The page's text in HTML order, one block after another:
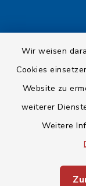
Wir weisen
Cookies
Website zu
weiterer
Weitere